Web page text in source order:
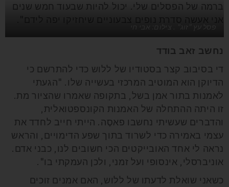
ברמה של הפסלים שלי. יכול להיות שבעוד חמש שנים
נחשב זאב בודד
די בסיבוב קצר בסטודיו של ללוש כדי להתרשם כי
הדיוקן הוא המוטיב המרכזי בעשייה שלו. "הגעתי
לאמנות בתור אמן בשל, בתקופה שאמרו שהציור מת.
זו היתה ההתחלה של האמנות הקונספטואלית,
והדברים שעשיתי נחשבו פאסֶה. הייתי חייב לחדד את
עצמי באמירה כדי לשרוד בתוך שפע הדימויים, והראש
נראה לי אחד האובייקטים הכי חשובים לנו, כבני אדם.
אוניברסלי, אינסופי ועל זמני, ולכן העמקתי בו".
כשאני שואלת לדעתו של ללוש, האם אמנים זוכים